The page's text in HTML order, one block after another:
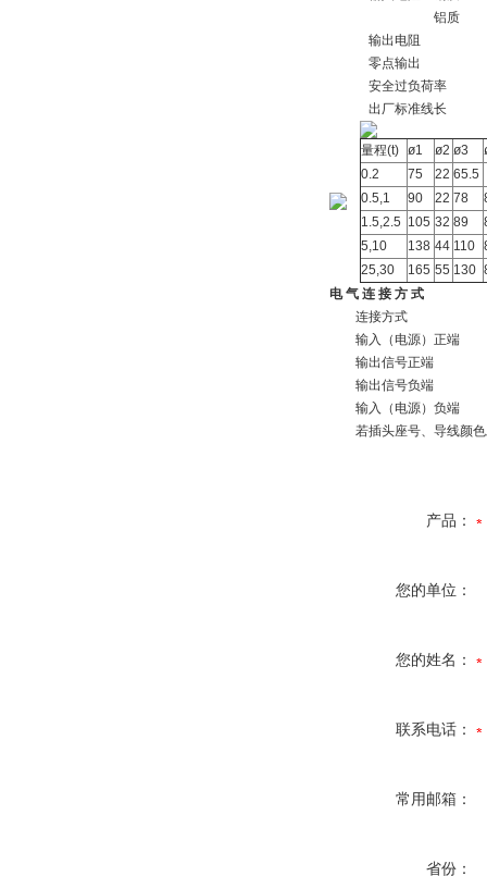
铝质
输出电阻
零点输出
安全过负荷率
出厂标准线长
量程(t) ø1 ø2 ø3
0.2
75 22 65.5
0.5,1
90 22 78
1.5,2.5 105 32 89
5,10
138 44 110
25,30
165 55 130
电 气 连 接 方 式
连接方式
输入（电源）正端
输出信号正端
输出信号负端
输入（电源）负端
若插头座号、导线颜色
产品：
您的单位：
您的姓名：
联系电话：
常用邮箱：
省份：